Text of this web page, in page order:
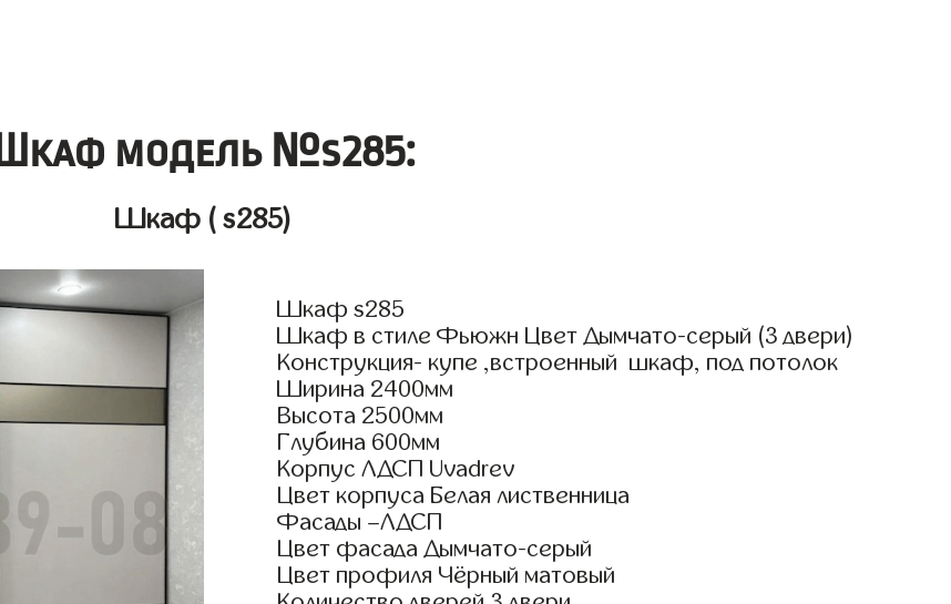
Шкаф модель №s285:
Шкаф ( s285)
Шкаф s285
Шкаф в стиле Фьюжн Цвет Дымчато-серый (3 двери)
Конструкция- купе ,встроенный шкаф, под потолок
Ширина 2400мм
Высота 2500мм
Глубина 600мм
Корпус ЛДСП Uvadrev
Цвет корпуса Белая лиственница
Фасады –ЛДСП
Цвет фасада Дымчато-серый
Цвет профиля Чёрный матовый